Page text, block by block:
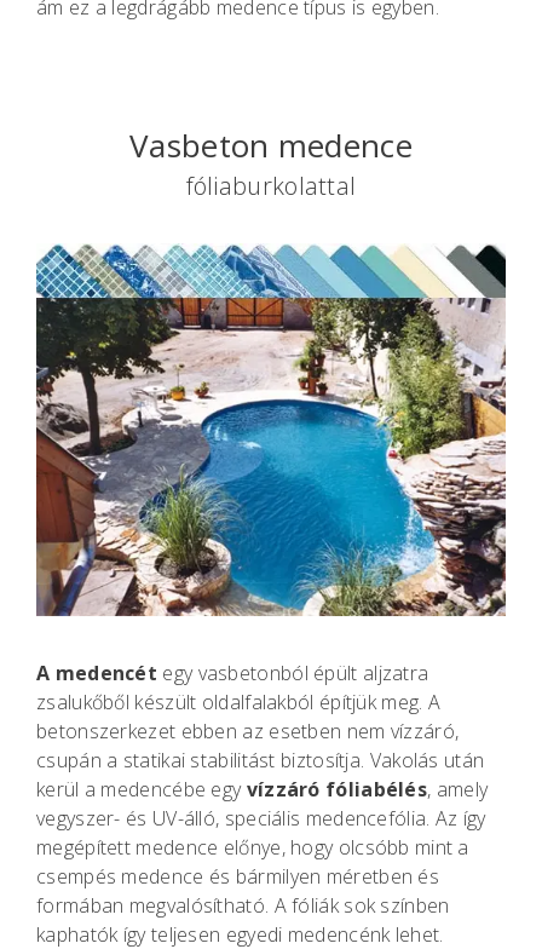
ám ez a legdrágább medence típus is egyben.
Vasbeton medence
fóliaburkolattal
A medencét egy vasbetonból épült aljzatra
zsalukőből készült oldalfalakból építjük meg. A
betonszerkezet ebben az esetben nem vízzáró,
csupán a statikai stabilitást biztosítja. Vakolás után
kerül a medencébe egyvízzáró fóliabélés, amely
vegyszer- és UV-álló, speciális medencefólia. Az így
megépített medence előnye, hogy olcsóbb mint a
csempés medence és bármilyen méretben és
formában megvalósítható. A fóliák sok színben
kaphatók így teljesen egyedi medencénk lehet.